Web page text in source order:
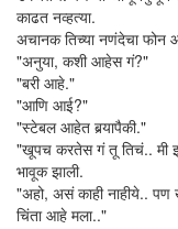
काढत नव्हत्या.
अचानक तिच्या नणंदेचा फोन
"अनुया, कशी आहेस गं?"
"बरी आहे."
"आणि आई?"
"स्टेबल आहेत बर्‍यापैकी."
"खूपच करतेस गं तू तिचं.. मी
भावूक झाली.
"अहो, असं काही नाहीये.. पण
चिंता आहे मला.."